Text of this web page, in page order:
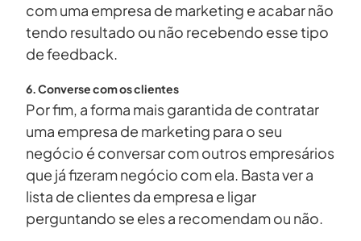
com uma empresa de marketing e acabar não
tendo resultado ou não recebendo esse tipo
de feedback.
6. Converse com os clientes
Por fim, a forma mais garantida de contratar
uma empresa de marketing para o seu
negócio é conversar com outros empresários
que já fizeram negócio com ela. Basta ver a
lista de clientes da empresa e ligar
perguntando se eles a recomendam ou não.